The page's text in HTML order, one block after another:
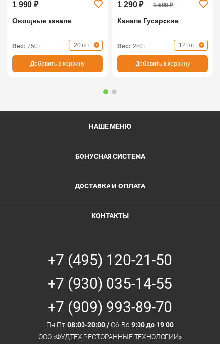
1 990 ₽
Овощные канапе
Вес: 750 г 20 шт.
Добавить в корзину
1 290 ₽ 1 590 ₽
Канапе Гусарские
Вес: 240 г 12 шт.
Добавить в корзину
НАШЕ МЕНЮ
БОНУСНАЯ СИСТЕМА
ДОСТАВКА И ОПЛАТА
КОНТАКТЫ
+7 (495) 120-21-50
+7 (930) 035-14-55
+7 (909) 993-89-70
Пн-Пт 08:00-20:00 / Сб-Вс 9:00 до 19:00
ООО «ФУДТЕХ РЕСТОРАННЫЕ ТЕХНОЛОГИИ»